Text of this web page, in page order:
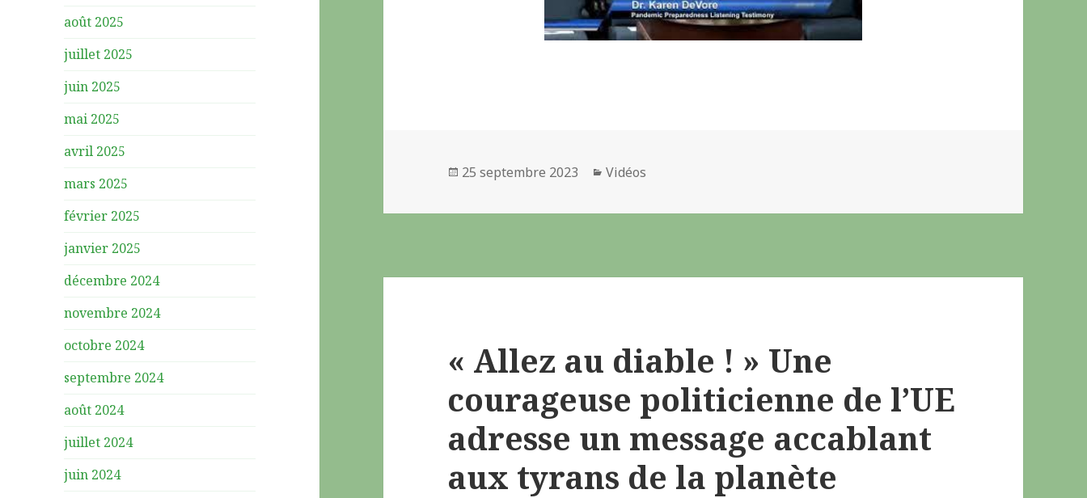
août 2025
juillet 2025
juin 2025
mai 2025
avril 2025
mars 2025
février 2025
janvier 2025
décembre 2024
novembre 2024
octobre 2024
septembre 2024
août 2024
juillet 2024
juin 2024
Publié
25 septembre 2023 Catégories
Vidéos
« Allez au diable ! » Une
courageuse politicienne de l’UE
adresse un message accablant
aux tyrans de la planète